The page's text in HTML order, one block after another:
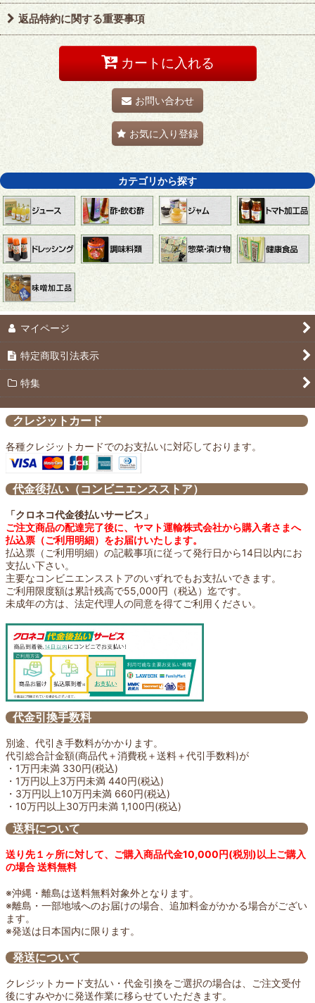
返品特約に関する重要事項
カートに入れる
お問い合わせ
お気に入り登録
カテゴリから探す
マイページ
特定商取引法表示
特集
クレジットカード
各種クレジットカードでのお支払いに対応しております。
代金後払い（コンビニエンスストア）
「クロネコ代金後払いサービス」
ご注文商品の配達完了後に、ヤマト運輸株式会社から購入者さまへ
払込票（ご利用明細）をお届けいたします。
払込票（ご利用明細）の記載事項に従って発行日から14日以内にお
支払い下さい。
主要なコンビニエンスストアのいずれでもお支払いできます。
ご利用限度額は累計残高で55,000円（税込）迄です。
未成年の方は、法定代理人の同意を得てご利用ください。
代金引換手数料
別途、代引き手数料がかかります。
代引総合計金額(商品代＋消費税＋送料＋代引手数料)が
・1万円未満 330円(税込)
・1万円以上3万円未満 440円(税込)
・3万円以上10万円未満 660円(税込)
・10万円以上30万円未満 1,100円(税込)
送料について
送り先１ヶ所に対して、ご購入商品代金10,000円(税別)以上ご購入
の場合 送料無料
※沖縄・離島は送料無料対象外となります。
※離島・一部地域へのお届けの場合、追加料金がかかる場合がござい
ます。
※発送は日本国内に限ります。
発送について
クレジットカード支払い・代金引換をご選択の場合は、ご注文受付
後にすみやかに発送作業に移らせていただきます。